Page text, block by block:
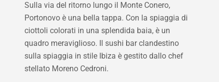
Sulla via del ritorno lungo il Monte Conero,
Portonovo è una bella tappa. Con la spiaggia di
ciottoli colorati in una splendida baia, è un
quadro meraviglioso. Il sushi bar clandestino
sulla spiaggia in stile Ibiza è gestito dallo chef
stellato Moreno Cedroni.